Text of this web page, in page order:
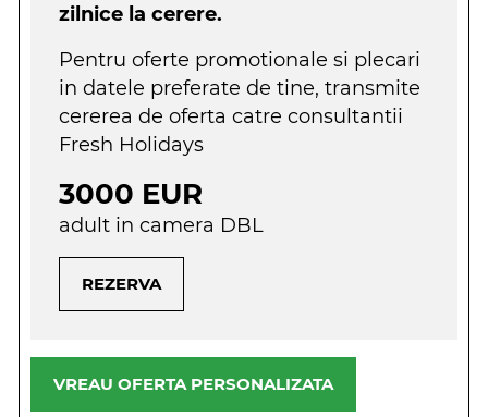
zilnice la cerere.
Pentru oferte promotionale si plecari
in datele preferate de tine, transmite
cererea de oferta catre consultantii
Fresh Holidays
3000 EUR
adult in camera DBL
REZERVA
VREAU OFERTA PERSONALIZATA